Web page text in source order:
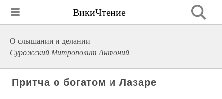
ВикиЧтение
О слышании и делании
Сурожский Митрополит Антоний
Притча о богатом и Лазаре